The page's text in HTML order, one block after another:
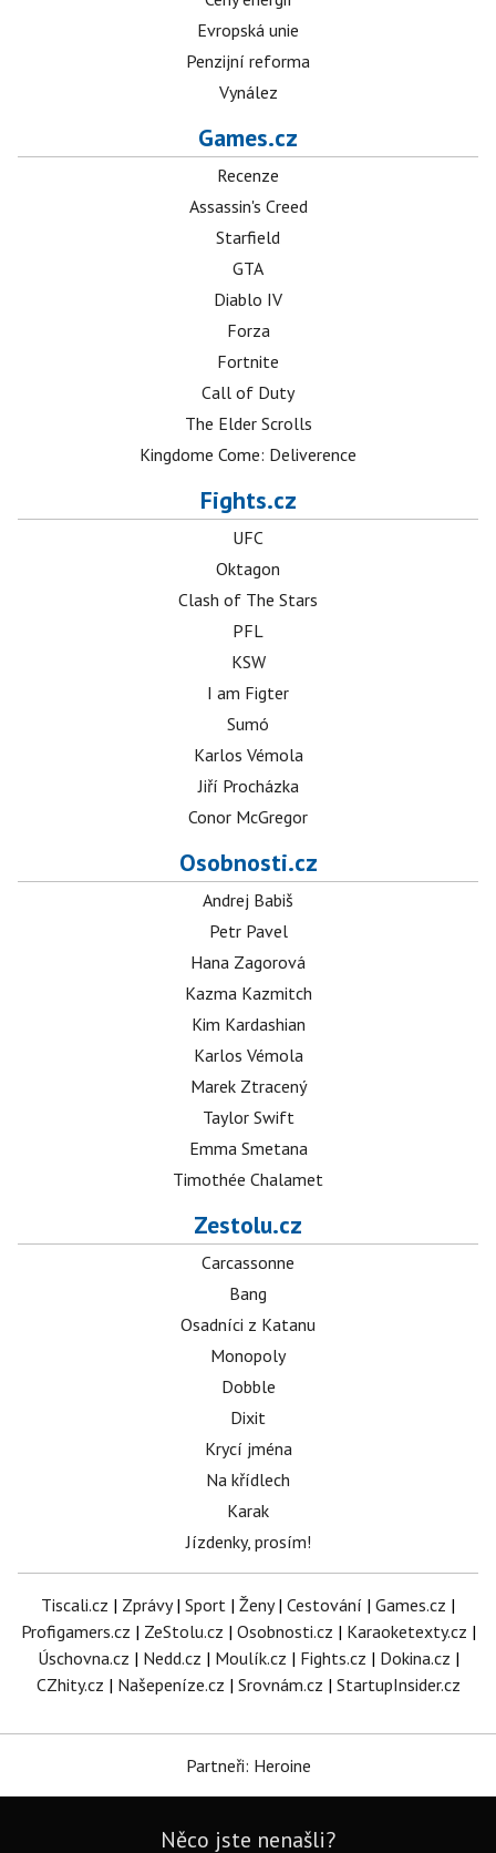
Evropská unie
Penzijní reforma
Vynález
Games.cz
Recenze
Assassin's Creed
Starfield
GTA
Diablo IV
Forza
Fortnite
Call of Duty
The Elder Scrolls
Kingdome Come: Deliverence
Fights.cz
UFC
Oktagon
Clash of The Stars
PFL
KSW
I am Figter
Sumó
Karlos Vémola
Jiří Procházka
Conor McGregor
Osobnosti.cz
Andrej Babiš
Petr Pavel
Hana Zagorová
Kazma Kazmitch
Kim Kardashian
Karlos Vémola
Marek Ztracený
Taylor Swift
Emma Smetana
Timothée Chalamet
Zestolu.cz
Carcassonne
Bang
Osadníci z Katanu
Monopoly
Dobble
Dixit
Krycí jména
Na křídlech
Karak
Jízdenky, prosím!
Tiscali.cz | Zprávy| Sport | Ženy| Cestování | Games.cz |
Profigamers.cz | ZeStolu.cz | Osobnosti.cz | Karaoketexty.cz |
Úschovna.cz | Nedd.cz | Moulík.cz | Fights.cz | Dokina.cz |
CZhity.cz | Našepeníze.cz | Srovnám.cz | StartupInsider.cz
Partneři: Heroine
Něco jste nenašli?